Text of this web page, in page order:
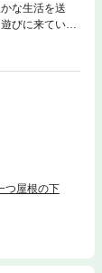
な生活を送
びに来ていた
つ屋根の下